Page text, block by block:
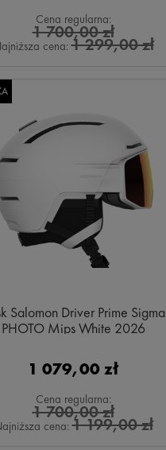
Cena regularna:
1 700,00 zł
cena:1 299,00 zł
Salomon Driver Prime Sigma
PHOTO Mips White 2026
1 079,00 zł
Cena regularna:
1 700,00 zł
cena:1 199,00 zł